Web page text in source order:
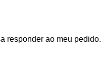
responder ao meu pedido.